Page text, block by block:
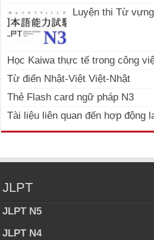
Luyện thi Từ
Học Kaiwa thực tế trong công
Từ điển Nhật-Việt Việt-Nhật
Thẻ Flash card ngữ pháp N3
Tài liệu liên quan đến hợp động
JLPT
JLPT N5
JLPT N4